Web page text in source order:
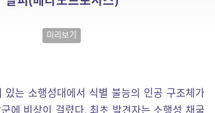
미리보기
있는 소행성대에서 식별 불능의 인공 구조체가
에 비상이 걸렸다. 최초 발견자는 소행성 채굴